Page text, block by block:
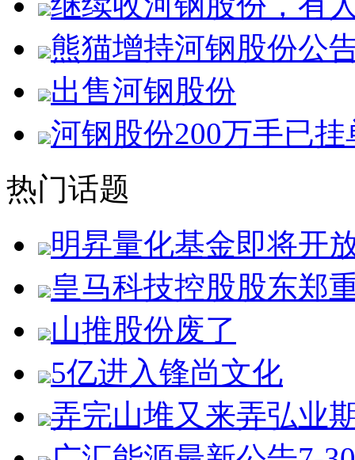
熊猫增持河钢股份公
出售河钢股份
河钢股份200万手已挂
热门话题
明昇量化基金即将开
皇马科技控股股东郑
山推股份废了
5亿进入锋尚文化
弄完山堆又来弄弘业